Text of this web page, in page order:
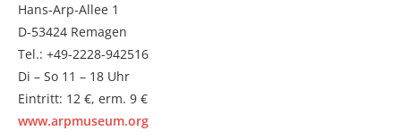
Hans-Arp-Allee 1
D-53424 Remagen
Tel.: +49-2228-942516
Di – So 11 – 18 Uhr
Eintritt: 12 €, erm. 9 €
www.arpmuseum.org